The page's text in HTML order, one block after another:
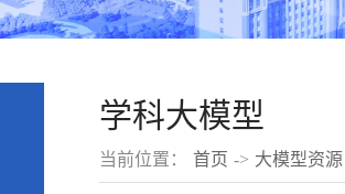
学科大模型
当前位置： 首页 -> 大模型资源